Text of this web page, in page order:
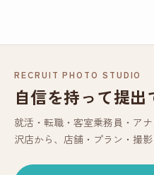
RECRUIT PHOTO STUDIO
自信を持って提出
就活・転職・客室乗務員・ア
沢店から、店舗・プラン・撮影